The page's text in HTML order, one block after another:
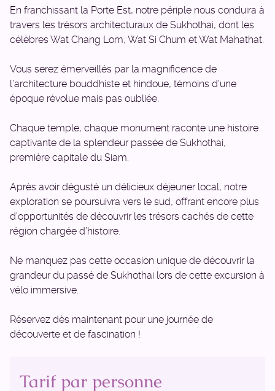
En franchissant la Porte Est, notre périple nous conduira à
travers les trésors architecturaux de Sukhothai, dont les
célèbres Wat Chang Lom, Wat Si Chum et Wat Mahathat.
Vous serez émerveillés par la magnificence de
l’architecture bouddhiste et hindoue, témoins d’une
époque révolue mais pas oubliée.
Chaque temple, chaque monument raconte une histoire
captivante de la splendeur passée de Sukhothai,
première capitale du Siam.
Après avoir dégusté un délicieux déjeuner local, notre
exploration se poursuivra vers le sud, offrant encore plus
d’opportunités de découvrir les trésors cachés de cette
région chargée d’histoire.
Ne manquez pas cette occasion unique de découvrir la
grandeur du passé de Sukhothai lors de cette excursion à
vélo immersive.
Réservez dès maintenant pour une journée de
découverte et de fascination !
Tarif par personne